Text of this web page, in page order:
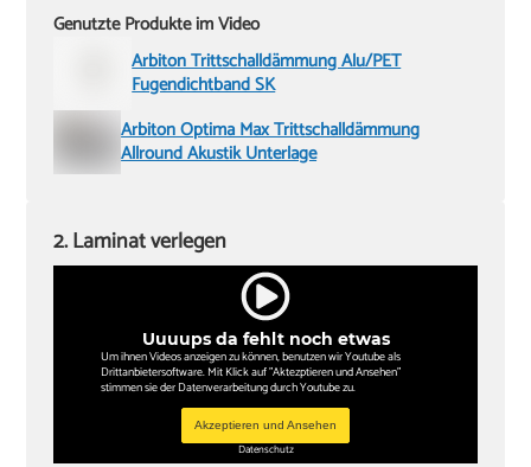
Genutzte Produkte im Video
Arbiton Trittschalldämmung Alu/PET
Fugendichtband SK
Arbiton Optima Max Trittschalldämmung
Allround Akustik Unterlage
Uuuups da fehlt noch etwas
Um ihnen Videos anzeigen zu können, benutzen wir Youtube als
Drittanbietersoftware. Mit Klick auf "Aktezptieren und Ansehen"
stimmen sie der Datenverarbeitung durch Youtube zu.
Akzeptieren und Ansehen
Datenschutz
2. Laminat verlegen